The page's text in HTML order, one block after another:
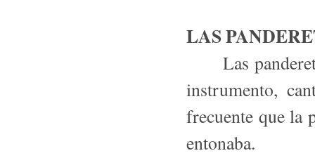
LAS
Las
instrumento,
frecuente que la
entonaba.